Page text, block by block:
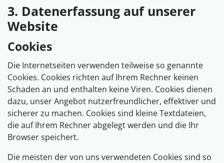
3. Datenerfassung auf unserer
Website
Cookies
Die Internetseiten verwenden teilweise so genannte
Cookies. Cookies richten auf Ihrem Rechner keinen
Schaden an und enthalten keine Viren. Cookies dienen
dazu, unser Angebot nutzerfreundlicher, effektiver und
sicherer zu machen. Cookies sind kleine Textdateien,
die auf Ihrem Rechner abgelegt werden und die Ihr
Browser speichert.
Die meisten der von uns verwendeten Cookies sind so